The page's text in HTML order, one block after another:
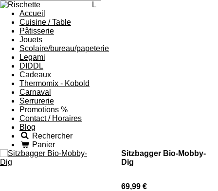
L
Accueil
Cuisine / Table
Pâtisserie
Jouets
Scolaire/bureau/papeterie
Legami
DIDDL
Cadeaux
Thermomix - Kobold
Carnaval
Serrurerie
Promotions %
Contact / Horaires
Blog
Rechercher
Panier
Sitzbagger Bio-Mobby-
Dig
69,99 €